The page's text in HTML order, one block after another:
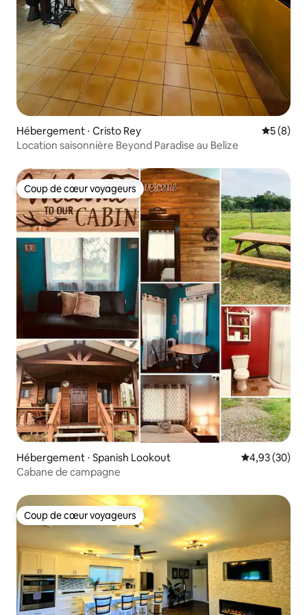
Hébergement ⋅ Cristo Rey
5 (8)
Location saisonnière Beyond Paradise au Belize
Coup de cœur voyageurs
Coup de cœur voyageurs
Hébergement ⋅ Spanish Lookout Évaluation
4,93 (30)
Cabane de campagne
Coup de cœur voyageurs
Coup de cœur voyageurs